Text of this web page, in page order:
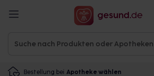
Bestellung bei Apotheke wählen